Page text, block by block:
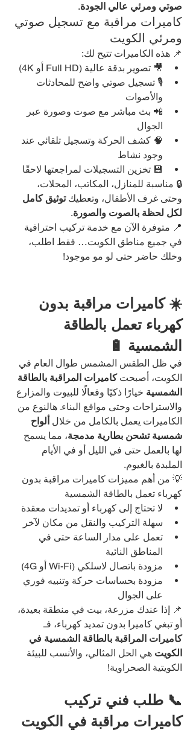
صوتي ومرئي عالي الجودة.
كاميرات مراقبة مع تسجيل صوتي
ومرئي الكويت
📌 هذه الكاميرات تتيح لك:
🎥 تصوير بدقة عالية (Full HD أو 4K)
🎙️ تسجيل صوتي واضح للمحادثات
والأصوات
📲 بث مباشر مع صوت وصورة عبر
الجوال
🧠 كشف الحركة وتسجيل تلقائي عند
وجود نشاط
💾 تخزين التسجيلات لمراجعتها لاحقًا
🔒 مناسبة للمنازل، المكاتب، المحلات،
وحتى غرف الأطفال، وتعطيك توثيق كامل
لكل لحظة بالصوت والصورة.
📍 متوفرة الآن مع خدمة تركيب احترافية
في جميع مناطق الكويت… فقط اطلب،
وخلك حاضر حتى لو مو موجود!
☀️ كاميرات مراقبة بدون
كهرباء تعمل بالطاقة
الشمسية 🔋
في ظل الطقس المشمس طوال العام في
الكويت، أصبحت كاميرات المراقبة بالطاقة
الشمسية خيارًا ذكيًا وفعالًا للبيوت والمزارع
والاستراحات وحتى مواقع البناء. هالنوع من
الكاميرات يعمل بالكامل من خلال ألواح
شمسية تشحن بطارية مدمجة، مما يسمح
لها بالعمل حتى في الليل أو في الأيام
الملبدة بالغيوم.
💡 من أهم مميزات كاميرات مراقبة بدون
كهرباء تعمل بالطاقة الشمسية
لا تحتاج إلى كهرباء أو تمديدات معقدة
سهلة التركيب والنقل من مكان لآخر
تعمل على مدار الساعة حتى في
المناطق النائية
مزودة باتصال لاسلكي (Wi-Fi أو 4G)
مزودة بحساسات حركة وتنبيه فوري
على الجوال
📌 إذا عندك مزرعة، بيت في منطقة بعيدة،
أو تبغي كاميرا بدون تمديد كهرباء، فـ
كاميرات المراقبة بالطاقة الشمسية في
الكويت هي الحل المثالي، والأنسب للبيئة
الكويتية الصحراوية!
📞 طلب فني تركيب
كاميرات مراقبة في الكويت